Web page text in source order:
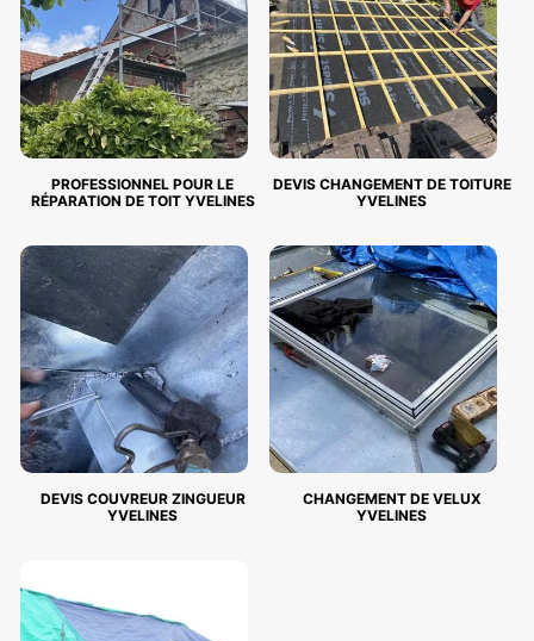
PROFESSIONNEL POUR LE
RÉPARATION DE TOIT YVELINES
DEVIS CHANGEMENT DE TOITURE
YVELINES
DEVIS COUVREUR ZINGUEUR
YVELINES
CHANGEMENT DE VELUX
YVELINES